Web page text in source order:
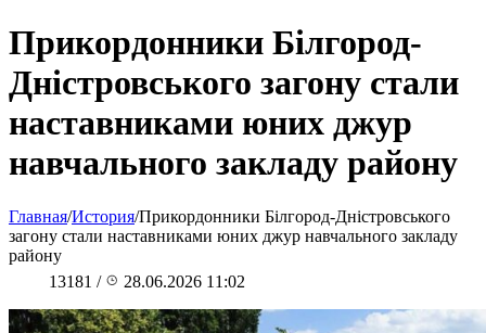
Прикордонники Білгород-
Дністровського загону стали
наставниками юних джур
навчального закладу району
Главная/История/Прикордонники Білгород-Дністровського
загону стали наставниками юних джур навчального закладу
району
13181 / 28.06.2026 11:02